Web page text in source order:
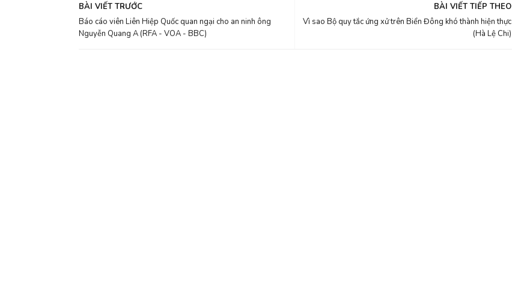
BÀI VIẾT TIẾP THEO
Vì sao Bộ quy tắc ứng xử trên Biển Đông khó thành hiện thực
(Hà Lệ Chi)
BÀI VIẾT TRƯỚC
Báo cáo viên Liên Hiệp Quốc quan ngại cho an ninh ông
Nguyễn Quang A (RFA - VOA - BBC)